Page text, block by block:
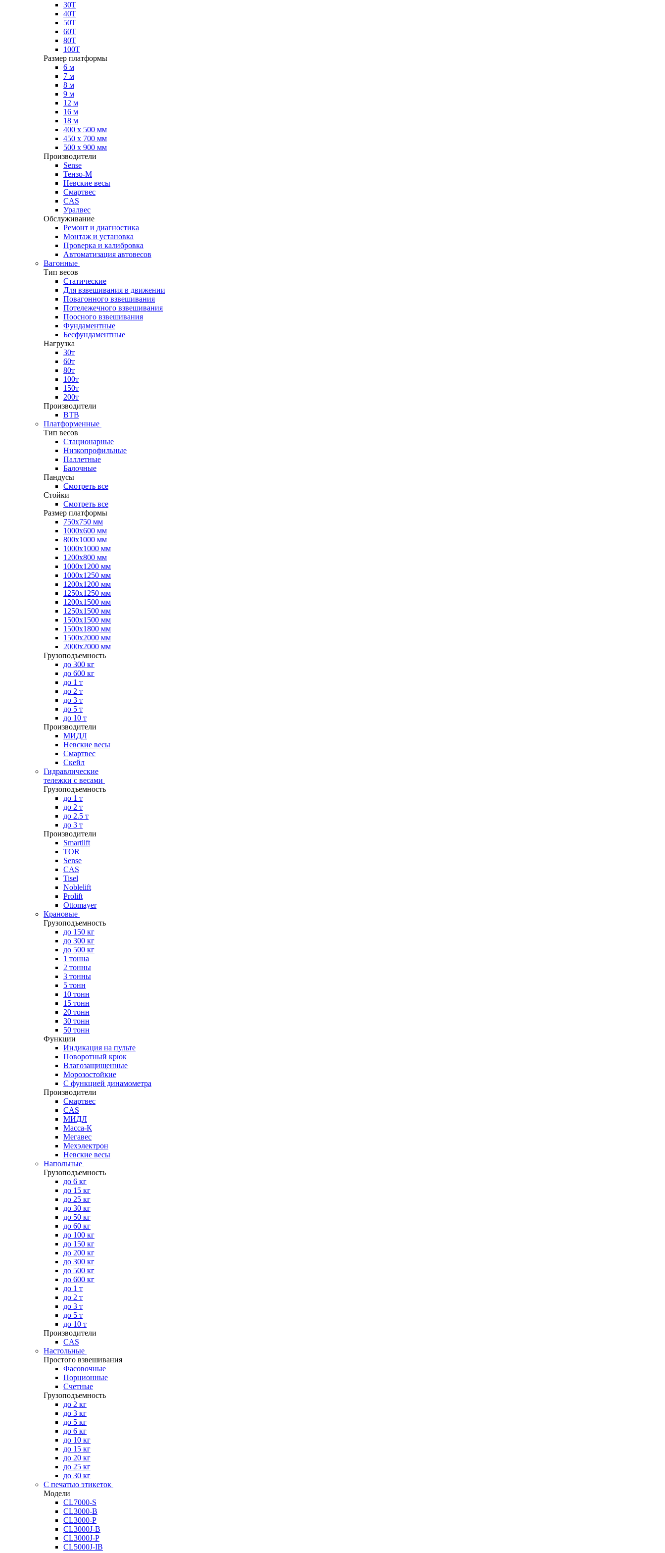
30Т
40Т
50Т
60Т
80Т
100Т
Размер платформы
6 м
7 м
8 м
9 м
12 м
16 м
18 м
400 х 500 мм
450 х 700 мм
500 х 900 мм
Производители
Sense
Тензо-М
Невские весы
Смартвес
CAS
Уралвес
Обслуживание
Ремонт и диагностика
Монтаж и установка
Проверка и калибровка
Автоматизация автовесов
Вагонные
Тип весов
Статические
Для взвешивания в движении
Повагонного взвешивания
Потележечного взвешивания
Поосного взвешивания
Фундаментные
Бесфундаментные
Нагрузка
30т
60т
80т
100т
150т
200т
Производители
ВТВ
Платформенные
Тип весов
Стационарные
Низкопрофильные
Паллетные
Балочные
Пандусы
Смотреть все
Стойки
Смотреть все
Размер платформы
750х750 мм
1000х600 мм
800х1000 мм
1000х1000 мм
1200х800 мм
1000х1200 мм
1000х1250 мм
1200х1200 мм
1250х1250 мм
1200х1500 мм
1250х1500 мм
1500х1500 мм
1500х1800 мм
1500х2000 мм
2000х2000 мм
Грузоподъемность
до 300 кг
до 600 кг
до 1 т
до 2 т
до 3 т
до 5 т
до 10 т
Производители
МИДЛ
Невские весы
Смартвес
Скейл
Гидравлические
тележки с весами
Грузоподъемность
до 1 т
до 2 т
до 2.5 т
до 3 т
Производители
Smartlift
TOR
Sense
CAS
Tisel
Noblelift
Prolift
Ottomayer
Крановые
Грузоподъемность
до 150 кг
до 300 кг
до 500 кг
1 тонна
2 тонны
3 тонны
5 тонн
10 тонн
15 тонн
20 тонн
30 тонн
50 тонн
Функции
Индикация на пульте
Поворотный крюк
Влагозащищенные
Морозостойкие
С функцией динамометра
Производители
Смартвес
CAS
МИДЛ
Масса-К
Мегавес
Мехэлектрон
Невские весы
Напольные
Грузоподъемность
до 6 кг
до 15 кг
до 25 кг
до 30 кг
до 50 кг
до 60 кг
до 100 кг
до 150 кг
до 200 кг
до 300 кг
до 500 кг
до 600 кг
до 1 т
до 2 т
до 3 т
до 5 т
до 10 т
Производители
CAS
Настольные
Простого взвешивания
Фасовочные
Порционные
Счетные
Грузоподъемность
до 2 кг
до 3 кг
до 5 кг
до 6 кг
до 10 кг
до 15 кг
до 20 кг
до 25 кг
до 30 кг
С печатью этикеток
Модели
CL7000-S
CL3000-B
CL3000-P
CL3000J-B
CL3000J-P
CL5000J-IB